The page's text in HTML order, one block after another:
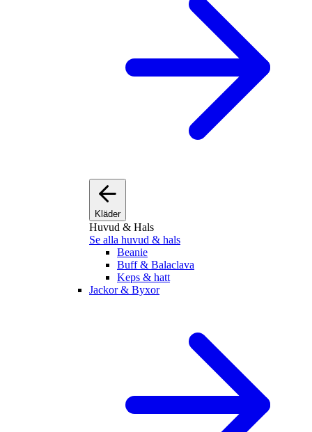
Kläder
Huvud & Hals
Se alla huvud & hals
Beanie
Buff & Balaclava
Keps & hatt
Jackor & Byxor